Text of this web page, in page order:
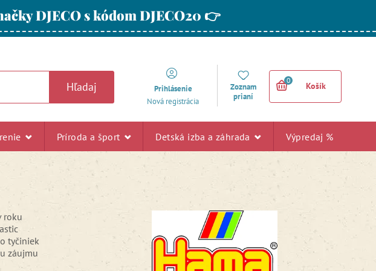
DJECO s kódom DJECO20 👉
Hľadaj
Prihlásenie
Nová registrácia
Zoznam
prianí
0
Košík
Príroda a šport Detská izba a záhrada Výpredaj %
roku
tyčiniek
záujmu